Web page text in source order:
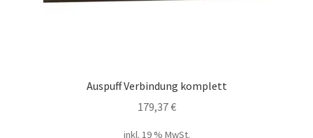
Auspuff Verbindung komplett
179,37€
inkl. 19 % MwSt.